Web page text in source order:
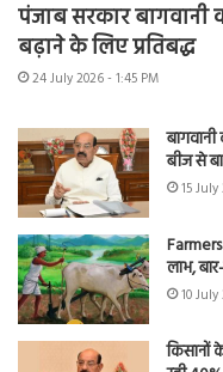
पंजाब सरकार
बढ़ाने के लिए प्रतिबद्ध
24 July 2026 - 1:45 PM
बीज से
15 July
लाभ,
10
किसानों